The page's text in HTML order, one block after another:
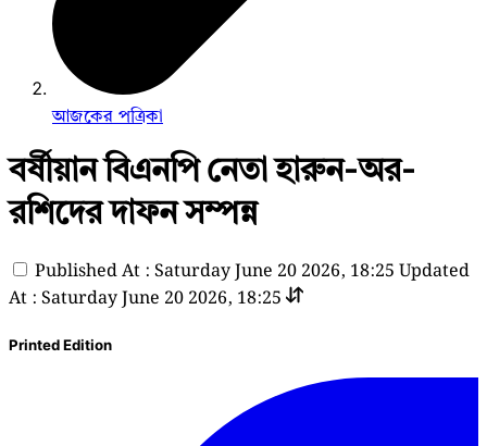
আজকের পত্রিকা
বর্ষীয়ান বিএনপি নেতা হারুন-অর-
রশিদের দাফন সম্পন্ন
Published At : Saturday June 20 2026, 18:25 Updated
At : Saturday June 20 2026, 18:25
Printed Edition